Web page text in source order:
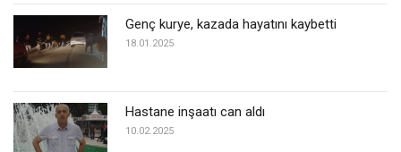
Genç kurye, kazada hayatını kaybetti
18.01.2025
Hastane inşaatı can aldı
10.02.2025